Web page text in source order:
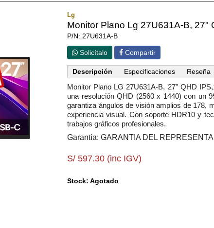
Lg
Monitor Plano Lg 27U631A-B, 27"
P/N: 27U631A-B
Solicítalo Compartir
Descripción Especificaciones Reseña
Monitor Plano LG 27U631A-B, 27" QHD
una resolución QHD (2560 x 1440) con un
garantiza ángulos de visión amplios de 178,
experiencia visual. Con soporte HDR10 y
trabajos gráficos profesionales.
Garantía: GARANTIA DEL
S/ 597.30 (inc IGV)
Stock: Agotado